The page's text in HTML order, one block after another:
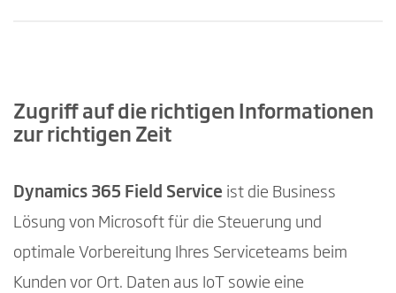
Zugriff auf die richtigen Informationen
zur richtigen Zeit
Dynamics 365 Field Service ist die Business
Lösung von Microsoft für die Steuerung und
optimale Vorbereitung Ihres Serviceteams beim
Kunden vor Ort. Daten aus IoT sowie eine